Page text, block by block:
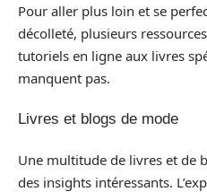
Pour aller plus loin et se
décolleté, plusieurs
tutoriels en ligne aux livres
manquent pas.
Livres et blogs de mode
Une multitude de livres et de
des insights intéressants.